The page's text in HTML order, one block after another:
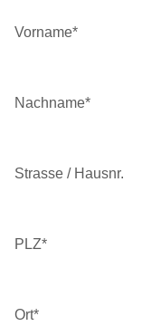
Vorname*
Nachname*
Strasse / Hausnr.
PLZ*
Ort*